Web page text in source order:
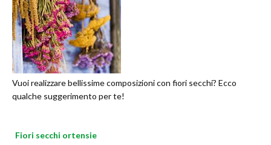
Vuoi realizzare bellissime composizioni con fiori secchi? Ecco
qualche suggerimento per te!
Fiori secchi ortensie